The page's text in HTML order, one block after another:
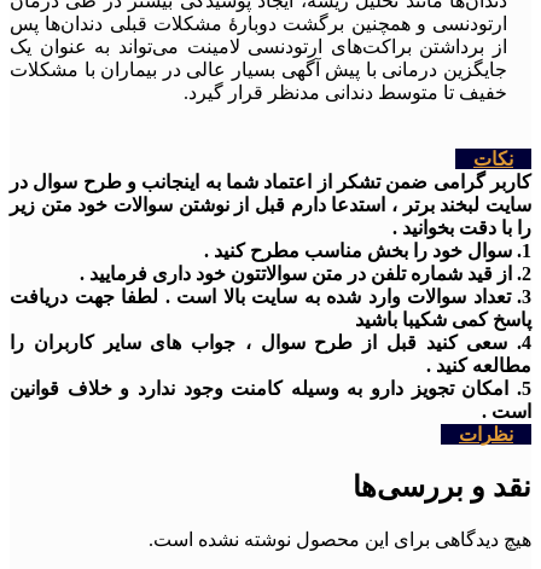
ارتودنسی و همچنین برگشت دوبارهٔ مشکلات قبلی دندان‌ها پس
از برداشتن براکت‌های ارتودنسی لامینت می‌تواند به عنوان یک
جایگزین درمانی با پیش آگهی بسیار عالی در بیماران با مشکلات
خفیف تا متوسط دندانی مدنظر قرار گیرد.
نکات
کاربر گرامی ضمن تشکر از اعتماد شما به اینجانب و طرح سوال در
سایت لبخند برتر ، استدعا دارم قبل از نوشتن سوالات خود متن زیر
را با دقت بخوانید .
1. سوال خود را بخش مناسب مطرح کنید .
2. از قید شماره تلفن در متن سوالاتتون خود داری فرمایید .
3. تعداد سوالات وارد شده به سایت بالا است . لطفا جهت دریافت
پاسخ کمی شکیبا باشید
4. سعی کنید قبل از طرح سوال ، جواب های سایر کاربران را
مطالعه کنید .
5. امکان تجویز دارو به وسیله کامنت وجود ندارد و خلاف قوانین
است .
نظرات
نقد و بررسی‌ها
هیچ دیدگاهی برای این محصول نوشته نشده است.